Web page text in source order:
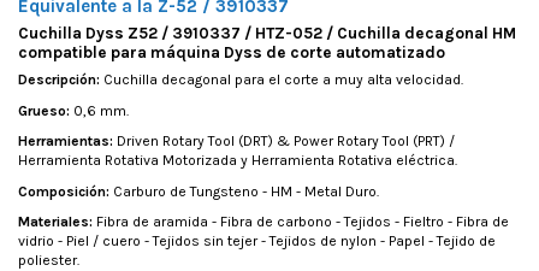
Equivalente a la Z-52 / 3910337
Cuchilla Dyss Z52 / 3910337 / HTZ-052 / Cuchilla decagonal HM
compatible para máquina Dyss de corte automatizado
Descripción: Cuchilla decagonal para el corte a muy alta velocidad.
Grueso: 0,6 mm.
Herramientas: Driven Rotary Tool (DRT) & Power Rotary Tool (PRT) /
Herramienta Rotativa Motorizada y Herramienta Rotativa eléctrica.
Composición: Carburo de Tungsteno - HM - Metal Duro.
Materiales: Fibra de aramida - Fibra de carbono - Tejidos - Fieltro - Fibra de
vidrio - Piel / cuero - Tejidos sin tejer - Tejidos de nylon - Papel - Tejido de
poliester.